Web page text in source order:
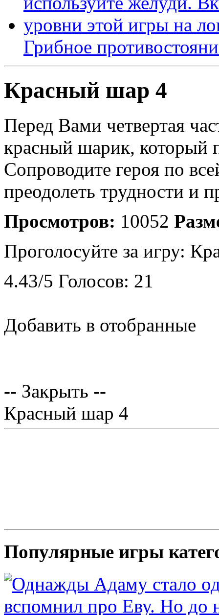
Грибное
Красный шар 4
Перед Вами четвертая
красный шарик, который
Сопроводите героя по
преодолеть трудности и
Просмотров: 10052
Проголосуйте за игру:
4.43/5 Голосов: 21
Добавить в отобранные
-- Закрыть --
Красный шар 4
Популярные игры